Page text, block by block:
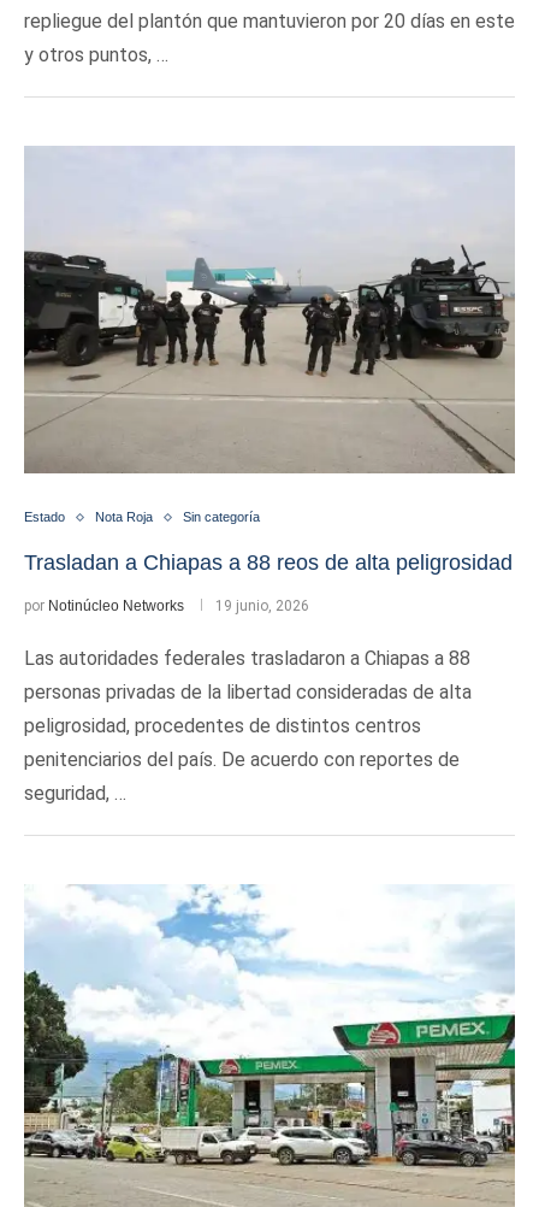
repliegue del plantón que mantuvieron por 20 días en este
y otros puntos, …
Estado Nota Roja Sin categoría
Trasladan a Chiapas a 88 reos de alta peligrosidad
por Notinúcleo Networks 19 junio, 2026
Las autoridades federales trasladaron a Chiapas a 88
personas privadas de la libertad consideradas de alta
peligrosidad, procedentes de distintos centros
penitenciarios del país. De acuerdo con reportes de
seguridad, …